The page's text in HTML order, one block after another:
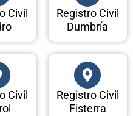
Civil
Registro Civil
Dumbría
Civil
Registro Civil
Fisterra